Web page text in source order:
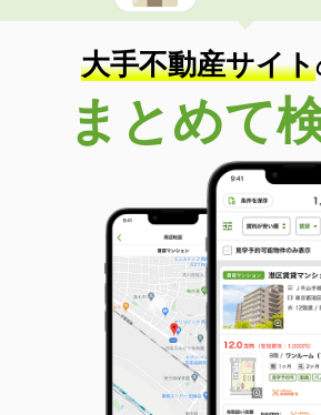
大手不動産サイト
まとめて